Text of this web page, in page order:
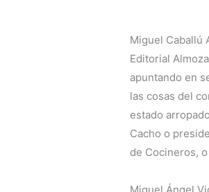
Miguel Caballú
Editorial
apuntando en
las cosas del
estado
Cacho o
de Cocineros,
Miguel Ángel